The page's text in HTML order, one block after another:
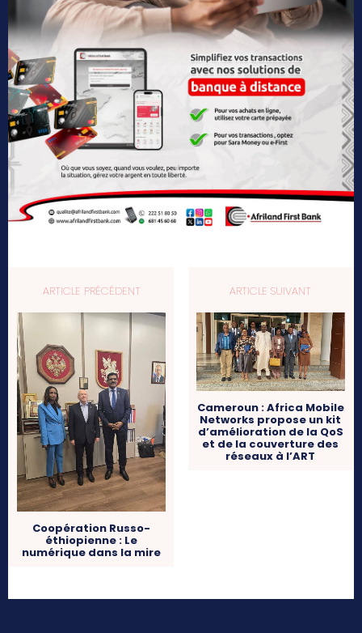
ARTICLE PRÉCÉDENT
Coopération Russo-
éthiopienne : Le
numérique dans la mire
ARTICLE SUIVANT
Cameroun : Africa Mobile
Networks propose un kit
d’amélioration de la QoS
et de la couverture des
réseaux à l’ART